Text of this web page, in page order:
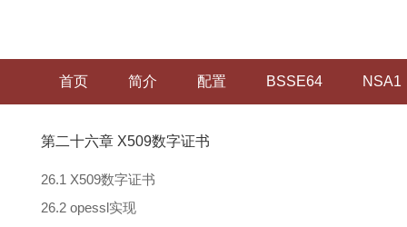
首页 简介 配置 BSSE64 NSA1
第二十六章 X509数字证书
26.1 X509数字证书
26.2 opessl实现